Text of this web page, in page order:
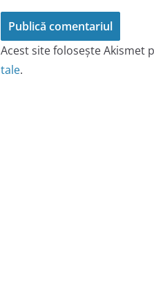
Acest site folosește Akismet
tale.